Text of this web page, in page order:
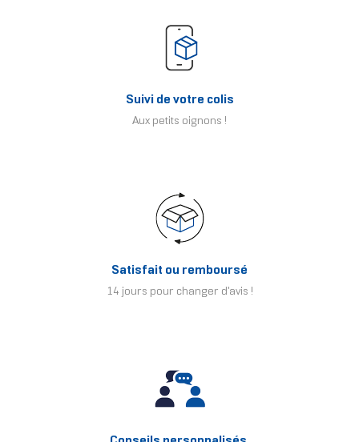
Suivi de votre colis
Aux petits oignons !
Satisfait ou remboursé
14 jours pour changer d'avis !